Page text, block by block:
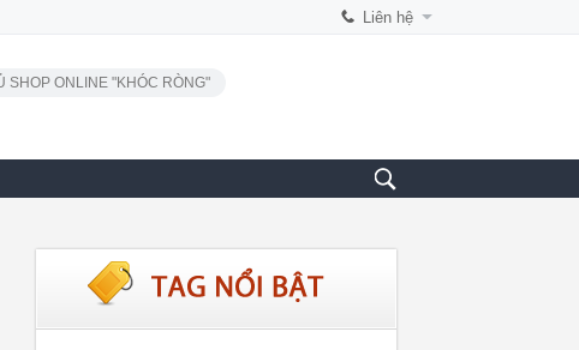
Liên hệ
SHOP ONLINE "KHÓC RÒNG"